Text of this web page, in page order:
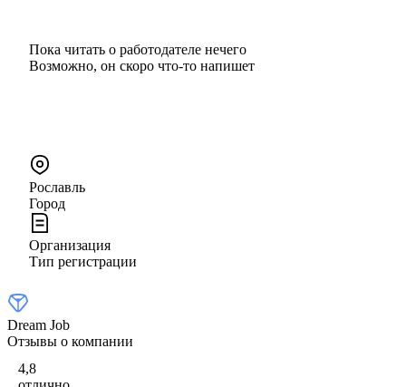
Пока читать о работодателе нечего
Возможно, он скоро что‑то напишет
Рославль
Город
Организация
Тип регистрации
Dream Job
Отзывы о компании
4,8